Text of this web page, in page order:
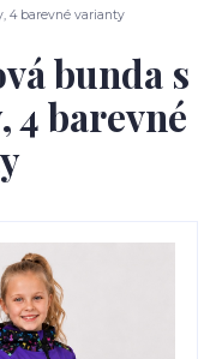
4 barevné varianty
bunda s
4 barevné